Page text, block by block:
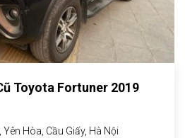
Toyota Fortuner 2019
Hòa, Cầu Giấy, Hà Nội